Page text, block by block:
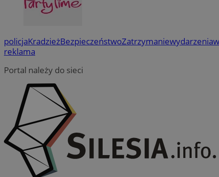
policjaKradzieżBezpieczeństwoZatrzymaniewydarzenia
reklama
Portal należy do sieci